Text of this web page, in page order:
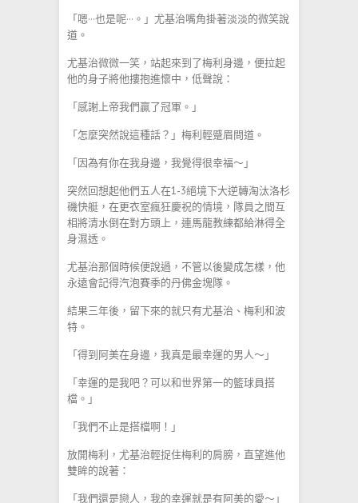
「嗯···也是呢···。」尤基治嘴角掛著淡淡的微笑說
道。
尤基治微微一笑，站起來到了梅利身邊，便拉起
他的身子將他摟抱進懷中，低聲說：
「感謝上帝我們贏了冠軍。」
「怎麼突然說這種話？」梅利輕蹙眉問道。
「因為有你在我身邊，我覺得很幸福～」
突然回想起他們五人在1-3絕境下大逆轉淘汰洛杉
磯快艇，在更衣室瘋狂慶祝的情境，隊員之間互
相將清水倒在對方頭上，連馬龍教練都給淋得全
身濕透。
尤基治那個時候便說過，不管以後變成怎樣，他
永遠會記得汽泡賽季的丹佛金塊隊。
結果三年後，留下來的就只有尤基治、梅利和波
特。
「得到阿美在身邊，我真是最幸運的男人～」
「幸運的是我吧？可以和世界第一的籃球員搭
檔。」
「我們不止是搭檔啊！」
放開梅利，尤基治輕捉住梅利的肩膀，直望進他
雙眸的說著：
「我們還是戀人，我的幸運就是有阿美的愛～」